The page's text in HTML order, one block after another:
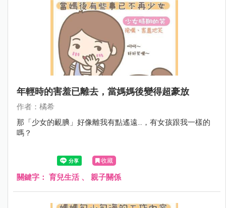
年輕時的害羞已離去，當媽媽後變得超豪放
作者：橘希
那「少女的靦腆」好像離我有點遙遠...，有女孩跟我一樣的
嗎？
收藏
關鍵字： 育兒生活、 親子關係